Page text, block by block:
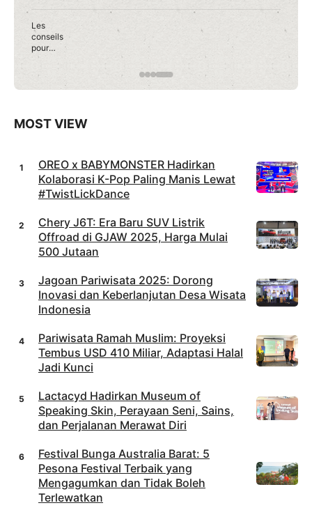
Rayakan HUT Jakarta ke-499, Cibis Park
Betawi
MOST VIEW
OREO x BABYMONSTER Hadirkan
Kolaborasi K-Pop Paling Manis Lewat
#TwistLickDance
Chery J6T: Era Baru SUV Listrik
Offroad di GJAW 2025, Harga Mulai
500 Jutaan
Jagoan Pariwisata 2025: Dorong
Inovasi dan Keberlanjutan Desa Wisata
Indonesia
Pariwisata Ramah Muslim: Proyeksi
Tembus USD 410 Miliar, Adaptasi Halal
Jadi Kunci
Lactacyd Hadirkan Museum of
Speaking Skin, Perayaan Seni, Sains,
dan Perjalanan Merawat Diri
Festival Bunga Australia Barat: 5
Pesona Festival Terbaik yang
Mengagumkan dan Tidak Boleh
Terlewatkan